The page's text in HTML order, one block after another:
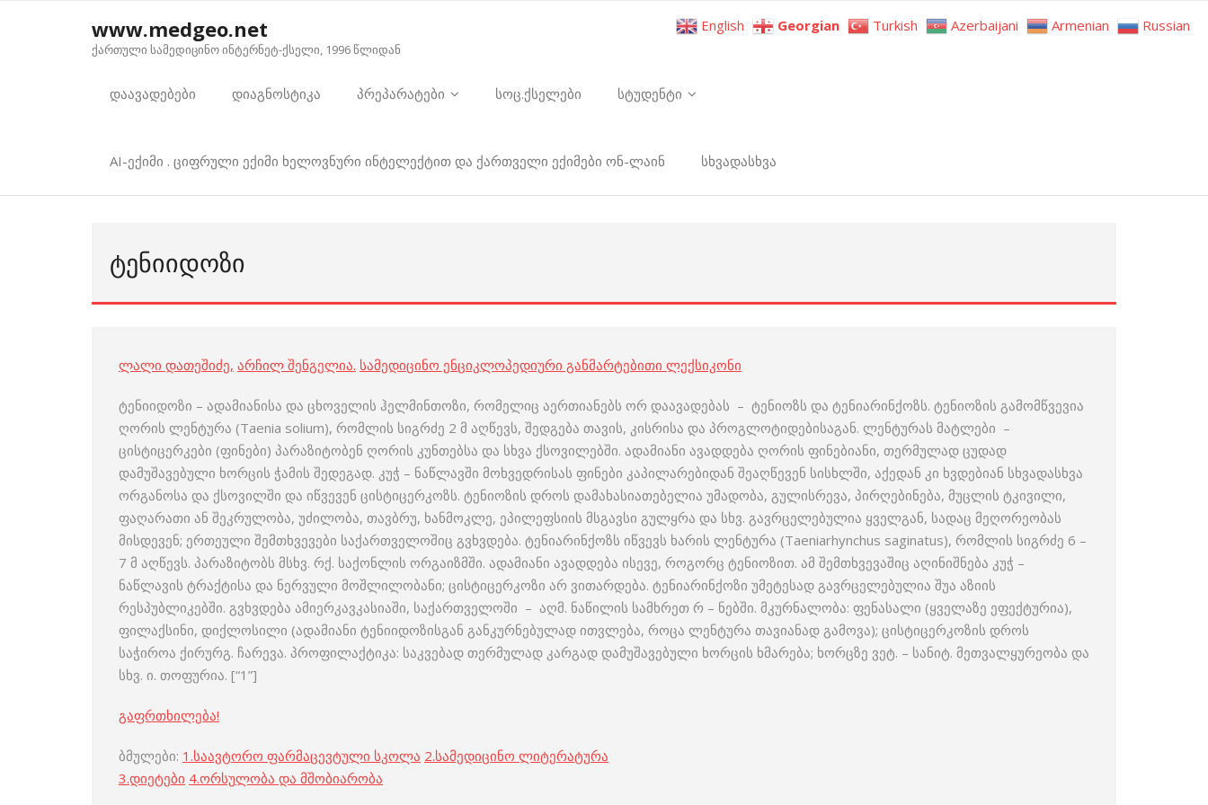
www.medgeo.net
ქართული სამედიცინო ინტერნეტ-ქსელი, 1996 წლიდან
დაავადებები დიაგნოსტიკა პრეპარატები სოც.ქსელები სტუდენტი
AI-ექიმი . ციფრული ექიმი ხელოვნური ინტელექტით და ქართველი ექიმები ონ-ლაინ სხვადასხვა
ᲢᲔᲜᲘᲘᲓᲝᲖᲘ
ლალი დათეშიძე, არჩილ შენგელია. სამედიცინო ენციკლოპედიური განმარტებითი ლექსიკონი
ტენიიდოზი – ადამიანისა და ცხოველის ჰელმინთოზი, რომელიც აერთიანებს ორ დაავადებას – ტენიოზს და ტენიარინქოზს. ტენიოზის გამომწვევია
ღორის ლენტურა (Taenia solium), რომლის სიგრძე 2 მ აღწევს, შედგება თავის, კისრისა და პროგლოტიდებისაგან. ლენტურას მატლები –
ცისტიცერკები (ფინები) პარაზიტობენ ღორის კუნთებსა და სხვა ქსოვილებში. ადამიანი ავადდება ღორის ფინებიანი, თერმულად ცუდად
დამუშავებული ხორცის ჭამის შედეგად. კუჭ – ნაწლავში მოხვედრისას ფინები კაპილარებიდან შეაღწევენ სისხლში, აქედან კი ხვდებიან სხვადასხვა
ორგანოსა და ქსოვილში და იწვევენ ცისტიცერკოზს. ტენიოზის დროს დამახასიათებელია უმადობა, გულისრევა, პირღებინება, მუცლის ტკივილი,
ფაღარათი ან შეკრულობა, უძილობა, თავბრუ, ხანმოკლე, ეპილეფსიის მსგავსი გულყრა და სხვ. გავრცელებულია ყველგან, სადაც მეღორეობას
მისდევენ; ერთეული შემთხვევები საქართველოშიც გვხვდება. ტენიარინქოზს იწვევს ხარის ლენტურა (Taeniarhynchus saginatus), რომლის სიგრძე 6 –
7 მ აღწევს. პარაზიტობს მსხვ. რქ. საქონლის ორგაიზმში. ადამიანი ავადდება ისევე, როგორც ტენიოზით. ამ შემთხვევაშიც აღინიშნება კუჭ –
ნაწლავის ტრაქტისა და ნერვული მოშლილობანი; ცისტიცერკოზი არ ვითარდება. ტენიარინქოზი უმეტესად გავრცელებულია შუა აზიის
რესპუბლიკებში. გვხვდება ამიერკავკასიაში, საქართველოში – აღმ. ნაწილის სამხრეთ რ – ნებში. მკურნალობა: ფენასალი (ყველაზე ეფექტურია),
ფილაქსინი, დიქლოსილი (ადამიანი ტენიიდოზისგან განკურნებულად ითვლება, როცა ლენტურა თავიანად გამოვა); ცისტიცერკოზის დროს
საჭიროა ქირურგ. ჩარევა. პროფილაქტიკა: საკვებად თერმულად კარგად დამუშავებული ხორცის ხმარება; ხორცზე ვეტ. – სანიტ. მეთვალყურეობა და
სხვ. ი. თოფურია. [“1”]
გაფრთხილება!
ბმულები: 1.საავტორო ფარმაცევტული სკოლა 2.სამედიცინო ლიტერატურა
3.დიეტები 4.ორსულობა და მშობიარობა
English Georgian Turkish Azerbaijani Armenian Russian